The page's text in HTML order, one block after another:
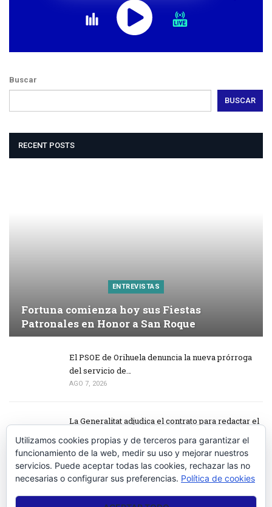
Buscar
BUSCAR
RECENT POSTS
ENTREVISTAS
Fortuna comienza hoy sus Fiestas
Patronales en Honor a San Roque
El PSOE de Orihuela denuncia la nueva prórroga
del servicio de…
AGO 7, 2026
La Generalitat adjudica el contrato para redactar el
proyecto de…
AGO 7, 2026
Las Fiestas de Sodales Íbero – Romanos arrancan
este fin de semana en…
Utilizamos cookies propias y de terceros para garantizar el
funcionamiento de la web, medir su uso y mejorar nuestros
servicios. Puede aceptar todas las cookies, rechazar las no
necesarias o configurar sus preferencias. Política de cookies